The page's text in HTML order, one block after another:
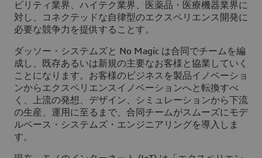
ビリティ業界、ハイテク業界、医薬品・医療機器業界に
対し、コネクテッドな自律型のエクスペリエンス開発に
必要な競争力を提供することす。
ダッソー・システムズと No Magic は合同でチームを編
成し、既存あるいは新規の主要なお客様と協業していく
ことになります。お客様のビジネスを製品イノベーショ
ンからエクスペリエンスイノベーションへと転換すべ
く、上流の発想、デザイン、シミュレーションから下流
の生産、運用に至るまで、合同チームがスムーズにモデ
ルベース・システムズ・エンジニアリングを導入しま
す。